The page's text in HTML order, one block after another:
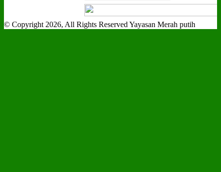
© Copyright 2026, All Rights Reserved Yayasan Merah putih